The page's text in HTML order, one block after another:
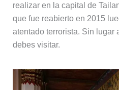
realizar en la capital de
que fue reabierto en 2015
atentado terrorista. Sin lugar
debes visitar.